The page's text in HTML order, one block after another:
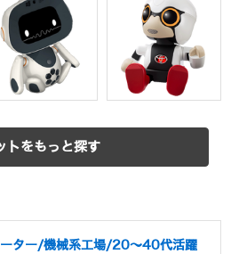
トをもっと探す
ーター/機械系工場/20～40代活躍